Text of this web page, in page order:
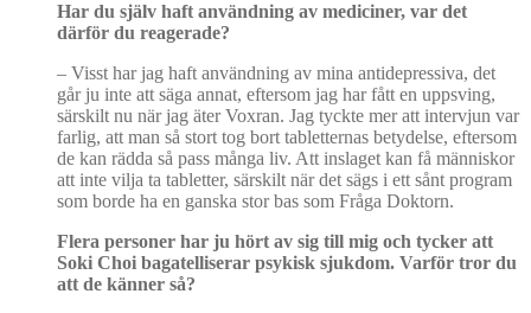
Har du själv haft användning av mediciner, var det
därför du reagerade?
– Visst har jag haft användning av mina antidepressiva, det
går ju inte att säga annat, eftersom jag har fått en uppsving,
särskilt nu när jag äter Voxran. Jag tyckte mer att intervjun var
farlig, att man så stort tog bort tabletternas betydelse, eftersom
de kan rädda så pass många liv. Att inslaget kan få människor
att inte vilja ta tabletter, särskilt när det sägs i ett sånt program
som borde ha en ganska stor bas som Fråga Doktorn.
Flera personer har ju hört av sig till mig och tycker att
Soki Choi bagatelliserar psykisk sjukdom. Varför tror du
att de känner så?